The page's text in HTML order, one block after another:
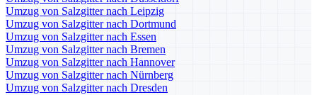
Umzug von Salzgitter nach Leipzig
Umzug von Salzgitter nach Dortmund
Umzug von Salzgitter nach Essen
Umzug von Salzgitter nach Bremen
Umzug von Salzgitter nach Hannover
Umzug von Salzgitter nach Nürnberg
Umzug von Salzgitter nach Dresden